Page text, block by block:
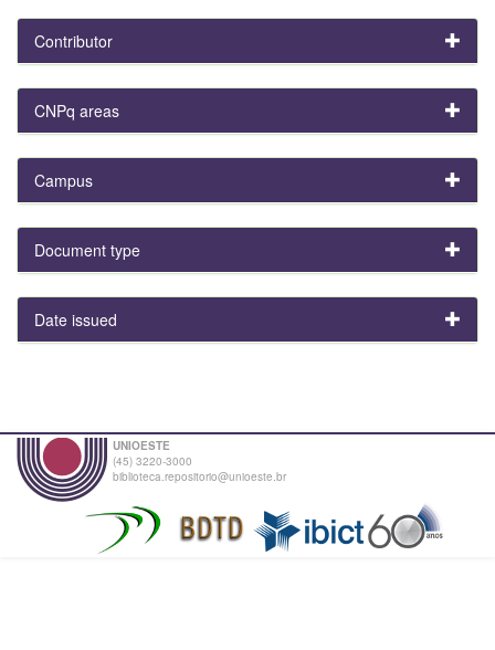
Contributor
CNPq areas
Campus
Document type
Date issued
UNIOESTE
(45) 3220-3000
biblioteca.repositorio@unioeste.br